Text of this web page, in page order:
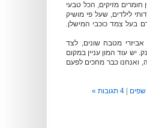
חומרים מזיקים, הכל טבעי
לילדים, שעל פי מושיק
בעל צמד כוכבי המישלן.
מטבח שונים, לצד
יש עוד המון עניין במקום
ואנחנו כבר מחכים לפעם
שפים 4 תגובות »